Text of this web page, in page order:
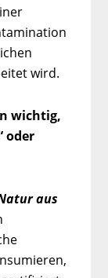
wird.
wichtig,
oder
aus